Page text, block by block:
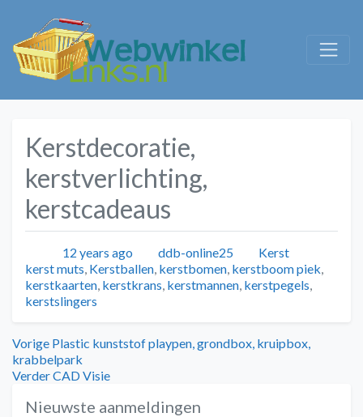
Kerstdecoratie,
kerstverlichting,
kerstcadeaus
Geplaatst
12 years ago Auteur
ddb-online25 Categorieën
Kerst
kerst muts Kerstballen kerstbomen kerstboom piek
kerstkaarten kerstkrans kerstmannen kerstpegels
kerstslingers
Bericht
navigatie
Vorige Vorig
bericht:
Plastic kunststof playpen, grondbox, kruipbox,
krabbelpark
VerderVolgend
CAD Visie
Nieuwste aanmeldingen